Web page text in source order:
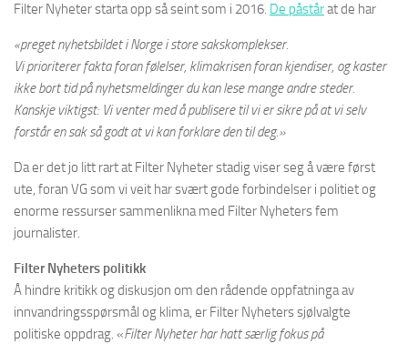
Filter Nyheter starta opp så seint som i 2016. De påstårat de har
«preget nyhetsbildet i Norge i store sakskomplekser.
Vi prioriterer fakta foran følelser, klimakrisen foran kjendiser, og kaster
ikke bort tid på nyhetsmeldinger du kan lese mange andre steder.
Kanskje viktigst: Vi venter med å publisere til vi er sikre på at vi selv
forstår en sak så godt at vi kan forklare den til deg.»
Da er det jo litt rart at Filter Nyheter stadig viser seg å være først
ute, foran VG som vi veit har svært gode forbindelser i politiet og
enorme ressurser sammenlikna med Filter Nyheters fem
journalister.
Filter Nyheters politikk
Å hindre kritikk og diskusjon om den rådende oppfatninga av
innvandringsspørsmål og klima, er Filter Nyheters sjølvalgte
politiske oppdrag. «Filter Nyheter har hatt særlig fokus på